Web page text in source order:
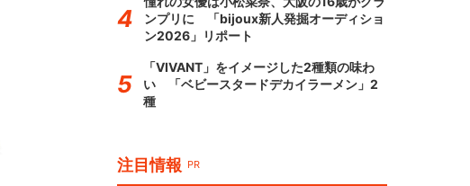
ンプリに 「bijoux新人発掘オーディショ
ン2026」リポート
「VIVANT」をイメージした2種類の味わ
い 「ベビースタードデカイラーメン」2
種
注目情報 PR